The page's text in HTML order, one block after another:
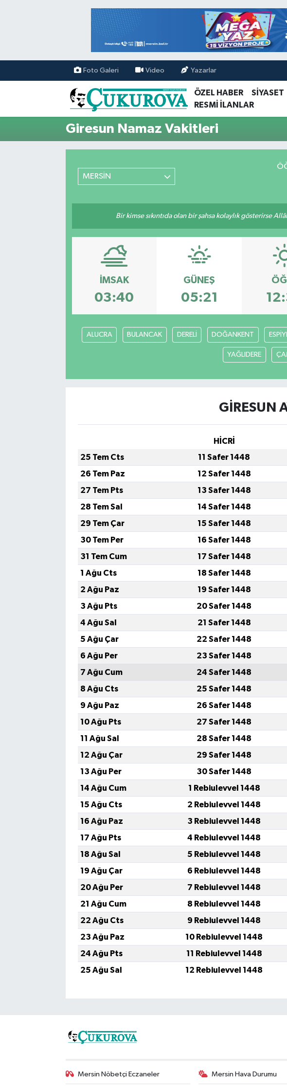
Foto Galeri Video Yazarlar
ÖZEL HABER SİYASET
RESMİ İLANLAR
Giresun Namaz Vakitleri
MERSİN
Bir kimse sıkıntıda olan bir şahsa kolaylık gösterirse
İMSAK
03:40
GÜNEŞ
05:21
ALUCRA BULANCAK DERELİ DOĞANKENT
YAĞLIDERE
GİRESUN
HİCRİ
25 Tem Cts
11 Safer 1448
26 Tem Paz
12 Safer 1448
27 Tem Pts
13 Safer 1448
28 Tem Sal
14 Safer 1448
29 Tem Çar
15 Safer 1448
30 Tem Per
16 Safer 1448
31 Tem Cum
17 Safer 1448
1 Ağu Cts
18 Safer 1448
2 Ağu Paz
19 Safer 1448
3 Ağu Pts
20 Safer 1448
4 Ağu Sal
21 Safer 1448
5 Ağu Çar
22 Safer 1448
6 Ağu Per
23 Safer 1448
7 Ağu Cum
24 Safer 1448
8 Ağu Cts
25 Safer 1448
9 Ağu Paz
26 Safer 1448
10 Ağu Pts
27 Safer 1448
11 Ağu Sal
28 Safer 1448
12 Ağu Çar
29 Safer 1448
13 Ağu Per
30 Safer 1448
14 Ağu Cum
1 Rebiulevvel 1448
15 Ağu Cts
2 Rebiulevvel 1448
16 Ağu Paz
3 Rebiulevvel 1448
17 Ağu Pts
4 Rebiulevvel 1448
18 Ağu Sal
5 Rebiulevvel 1448
19 Ağu Çar
6 Rebiulevvel 1448
20 Ağu Per
7 Rebiulevvel 1448
21 Ağu Cum
8 Rebiulevvel 1448
22 Ağu Cts
9 Rebiulevvel 1448
23 Ağu Paz
10 Rebiulevvel 1448
24 Ağu Pts
11 Rebiulevvel 1448
25 Ağu Sal
12 Rebiulevvel 1448
Mersin Nöbetçi Eczaneler Mersin Hava Durumu
Mersin Nöbetçi Eczaneler
Mersin Hava Durumu
Mersin Namaz Vakitleri
Mersin Trafik Yoğunluk Haritası
Son Dakika Haberleri